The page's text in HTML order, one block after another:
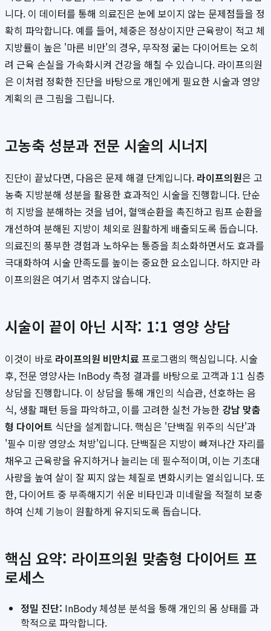
니다. 이 데이터를 통해 의료진은 눈에 보이지 않는 문제점들을 정
확히 파악합니다. 예를 들어, 체중은 정상이지만 근육량이 적고 체
지방률이 높은 '마른 비만'의 경우, 무작정 굶는 다이어트는 오히
려 근육 손실을 가속화시켜 건강을 해칠 수 있습니다. 라이프의원
은 이처럼 정확한 진단을 바탕으로 개인에게 필요한 시술과 영양
계획의 큰 그림을 그립니다.
고농축 성분과 전문 시술의 시너지
진단이 끝났다면, 다음은 문제 해결 단계입니다. 라이프의원은 고
농축 지방분해 성분을 활용한 효과적인 시술을 진행합니다. 단순
히 지방을 분해하는 것을 넘어, 혈액순환을 촉진하고 림프 순환을
개선하여 분해된 지방이 체외로 원활하게 배출되도록 돕습니다.
의료진의 풍부한 경험과 노하우는 통증을 최소화하면서도 효과를
극대화하여 시술 만족도를 높이는 중요한 요소입니다. 하지만 라
이프의원은 여기서 멈추지 않습니다.
시술이 끝이 아닌 시작: 1:1 영양 상담
이것이 바로 라이프의원 비만치료프로그램의 핵심입니다. 시술
후, 전문 영양사는 InBody 측정 결과를 바탕으로 고객과 1:1 심층
상담을 진행합니다. 이 상담을 통해 개인의 식습관, 선호하는 음
식, 생활 패턴 등을 파악하고, 이를 고려한 실천 가능한 강남 맞춤
형 다이어트 식단을 설계합니다. 핵심은 '단백질 위주의 식단'과
'필수 미량 영양소 처방'입니다. 단백질은 지방이 빠져나간 자리를
채우고 근육량을 유지하거나 늘리는 데 필수적이며, 이는 기초대
사량을 높여 살이 잘 찌지 않는 체질로 변화시키는 열쇠입니다. 또
한, 다이어트 중 부족해지기 쉬운 비타민과 미네랄을 적절히 보충
하여 신체 기능이 원활하게 유지되도록 돕습니다.
핵심 요약: 라이프의원 맞춤형 다이어트 프
로세스
정밀 진단: InBody 체성분 분석을 통해 개인의 몸 상태를 과
학적으로 파악합니다.